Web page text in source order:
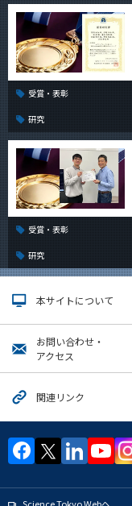
受賞・表彰
研究
受賞・表彰
研究
本サイトについて
お問い合わせ・
アクセス
関連リンク
Science Tokyo Webヘ